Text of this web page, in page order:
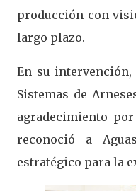
producción con
largo plazo.
En su
Sistemas de
agradecimiento
reconoció a
estratégico para la